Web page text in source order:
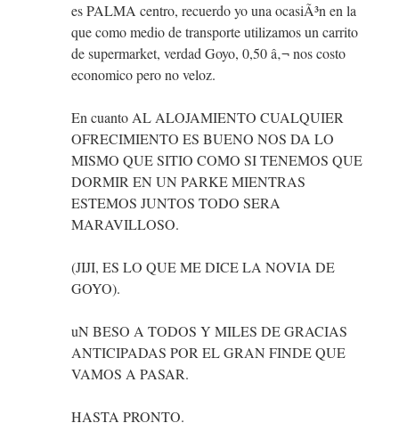
es PALMA centro, recuerdo yo una ocasiÃ³n en la
que como medio de transporte utilizamos un carrito
de supermarket, verdad Goyo, 0,50 â‚¬ nos costo
economico pero no veloz.
En cuanto AL ALOJAMIENTO CUALQUIER
OFRECIMIENTO ES BUENO NOS DA LO
MISMO QUE SITIO COMO SI TENEMOS QUE
DORMIR EN UN PARKE MIENTRAS
ESTEMOS JUNTOS TODO SERA
MARAVILLOSO.
(JIJI, ES LO QUE ME DICE LA NOVIA DE
GOYO).
uN BESO A TODOS Y MILES DE GRACIAS
ANTICIPADAS POR EL GRAN FINDE QUE
VAMOS A PASAR.
HASTA PRONTO.